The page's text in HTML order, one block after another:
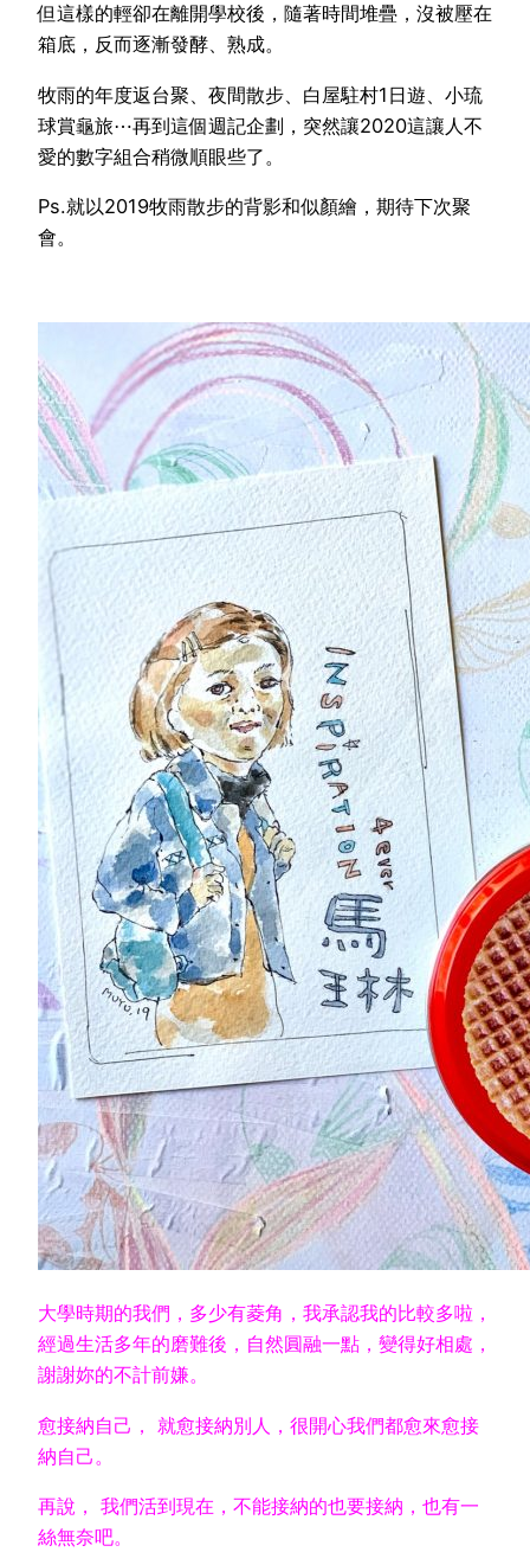
但這樣的輕卻在離開學校後，隨著時間堆疊，沒被壓在
箱底，反而逐漸發酵、熟成。
牧雨的年度返台聚、夜間散步、白屋駐村1日遊、小琉
球賞龜旅⋯再到這個週記企劃，突然讓2020這讓人不
愛的數字組合稍微順眼些了。
Ps.就以2019牧雨散步的背影和似顏繪，期待下次聚
會。
大學時期的我們，多少有菱角，我承認我的比較多啦，
經過生活多年的磨難後，自然圓融一點，變得好相處，
謝謝妳的不計前嫌。
愈接納自己， 就愈接納別人，很開心我們都愈來愈接
納自己。
再說， 我們活到現在，不能接納的也要接納，也有一
絲無奈吧。